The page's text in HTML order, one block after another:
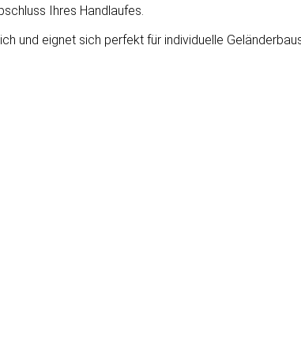
Ihres Handlaufes.
und eignet sich perfekt für individuelle